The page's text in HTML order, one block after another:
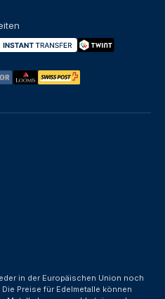
in der Europäischen Union noch
Preise für Edelmetalle können